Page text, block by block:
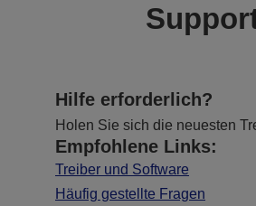
Hilfe erforderlich?
Holen Sie sich die neuesten
Empfohlene Links:
Treiber und Software
Häufig gestellte Fragen